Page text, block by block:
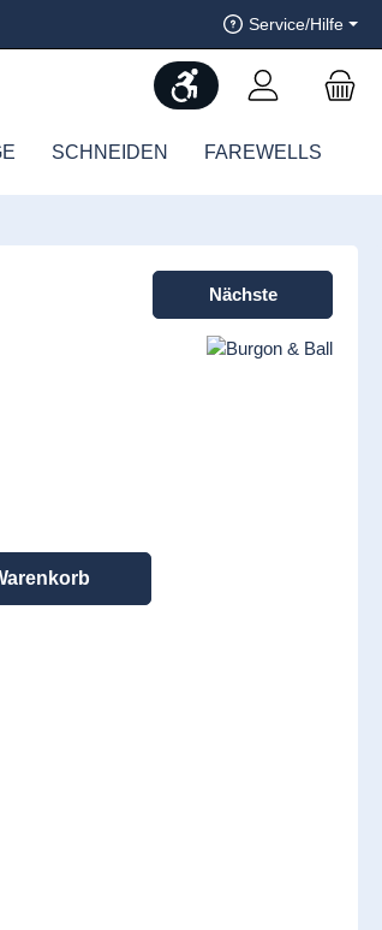
Service/Hilfe
Werkzeugleiste
SCHNEIDEN FAREWELLS
Nächste
oder benutze die Schaltflächen um die Anzahl zu